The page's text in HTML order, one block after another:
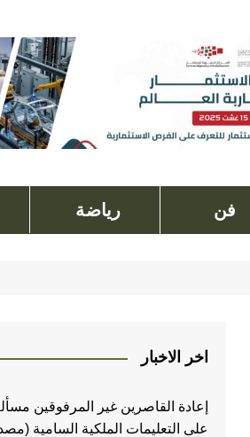
فن رياضة
اخر الاخبار
إعادة القاصرين غير المرفوقين
على التعليمات الملكية السامية